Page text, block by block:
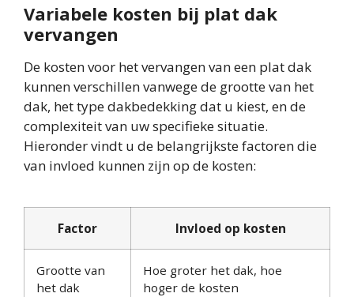
Variabele kosten bij plat dak
vervangen
De kosten voor het vervangen van een plat dak
kunnen verschillen vanwege de grootte van het
dak, het type dakbedekking dat u kiest, en de
complexiteit van uw specifieke situatie.
Hieronder vindt u de belangrijkste factoren die
van invloed kunnen zijn op de kosten:
Factor Invloed op kosten
Grootte van
het dak
Hoe groter het dak, hoe
hoger de kosten